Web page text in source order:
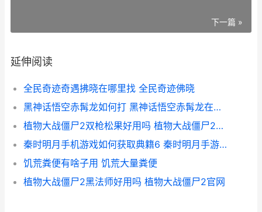
下一篇 »
延伸阅读
全民奇迹奇遇拂晓在哪里找 全民奇迹佛晓
黑神话悟空赤髯龙如何打 黑神话悟空赤髯龙在哪里
植物大战僵尸2双枪松果好用吗 植物大战僵尸2老版本
秦时明月手机游戏如何获取典籍6 秦时明月手游最新版本
饥荒粪便有啥子用 饥荒大量粪便
植物大战僵尸2黑法师好用吗 植物大战僵尸2官网